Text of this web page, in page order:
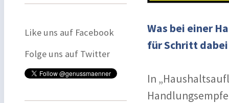
Like uns auf Facebook
Folge uns auf Twitter
Was bei einer
für Schritt
In